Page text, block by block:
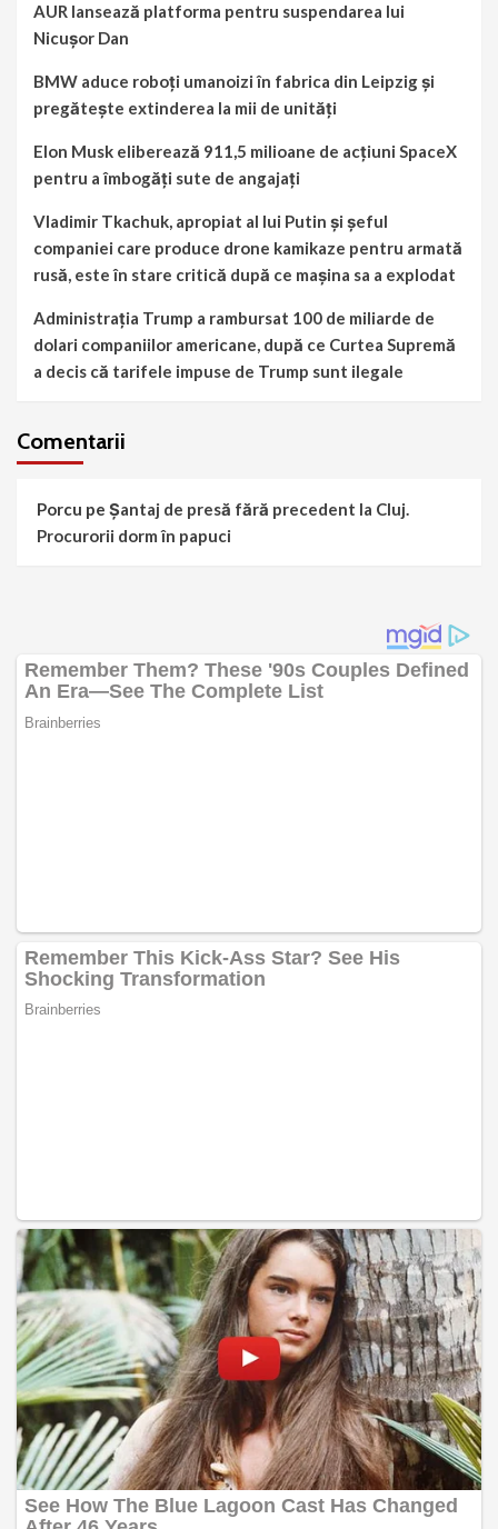
AUR lansează platforma pentru suspendarea lui
Nicușor Dan
BMW aduce roboți umanoizi în fabrica din Leipzig și
pregătește extinderea la mii de unități
Elon Musk eliberează 911,5 milioane de acțiuni SpaceX
pentru a îmbogăți sute de angajați
Vladimir Tkachuk, apropiat al lui Putin și șeful
companiei care produce drone kamikaze pentru armată
rusă, este în stare critică după ce mașina sa a explodat
Administrația Trump a rambursat 100 de miliarde de
dolari companiilor americane, după ce Curtea Supremă
a decis că tarifele impuse de Trump sunt ilegale
Comentarii
Porcu pe Șantaj de presă fără precedent la Cluj.
Procurorii dorm în papuci